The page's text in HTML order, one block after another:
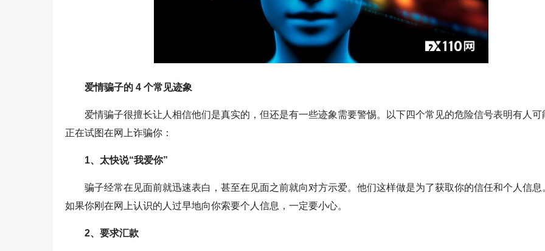
爱情骗子的 4 个常见迹象
爱情骗子很擅长让人相信他们是真实的，但还是有一些迹象需要警惕。以下四个常见的危险信号表明有人可
正在试图在网上诈骗你：
1、太快说“我爱你”
骗子经常在见面前就迅速表白，甚至在见面之前就向对方示爱。他们这样做是为了获取你的信任和个人信息
如果你刚在网上认识的人过早地向你索要个人信息，一定要小心。
2、要求汇款